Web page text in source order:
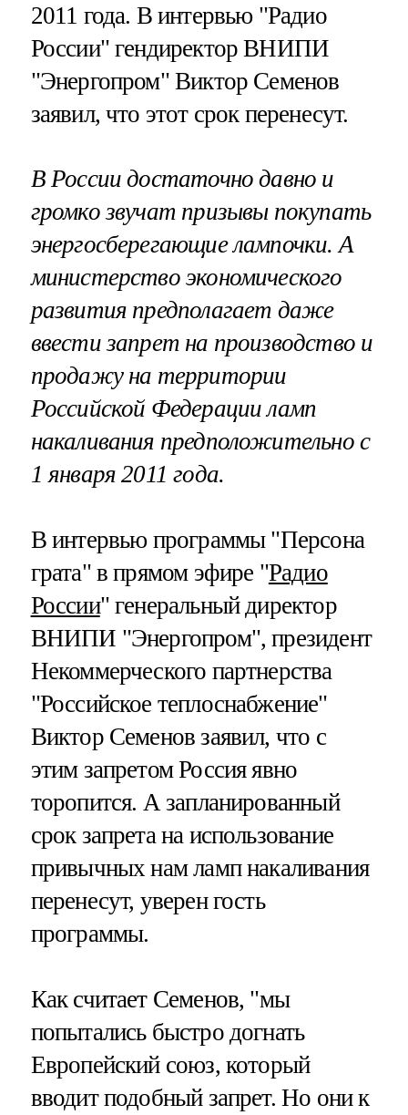
2011 года. В интервью "Радио
России" гендиректор ВНИПИ
"Энергопром" Виктор Семенов
заявил, что этот срок перенесут.
В России достаточно давно и
громко звучат призывы покупать
энергосберегающие лампочки. А
министерство экономического
развития предполагает даже
ввести запрет на производство и
продажу на территории
Российской Федерации ламп
накаливания предположительно с
1 января 2011 года.
В интервью программы "Персона
грата" в прямом эфире "Радио
России" генеральный директор
ВНИПИ "Энергопром", президент
Некоммерческого партнерства
"Российское теплоснабжение"
Виктор Семенов заявил, что с
этим запретом Россия явно
торопится. А запланированный
срок запрета на использование
привычных нам ламп накаливания
перенесут, уверен гость
программы.
Как считает Семенов, "мы
попытались быстро догнать
Европейский союз, который
вводит подобный запрет. Но они к